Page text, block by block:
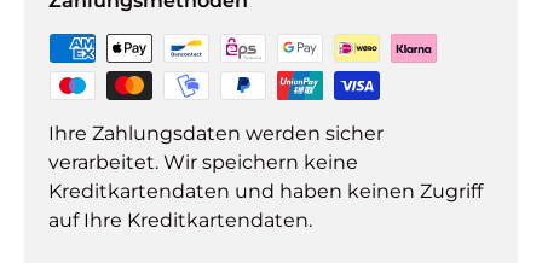
Ihre Zahlungsdaten werden sicher
verarbeitet. Wir speichern keine
Kreditkartendaten und haben keinen Zugriff
auf Ihre Kreditkartendaten.